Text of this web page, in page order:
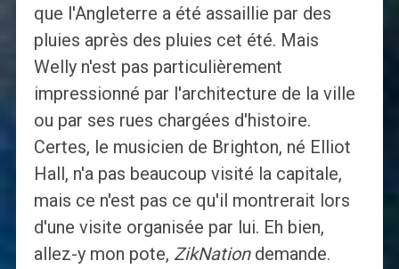
que l'Angleterre a été assaillie par des
pluies après des pluies cet été. Mais
Welly n'est pas particulièrement
impressionné par l'architecture de la ville
ou par ses rues chargées d'histoire.
Certes, le musicien de Brighton, né Elliot
Hall, n'a pas beaucoup visité la capitale,
mais ce n'est pas ce qu'il montrerait lors
d'une visite organisée par lui. Eh bien,
allez-y mon pote, ZikNationdemande.